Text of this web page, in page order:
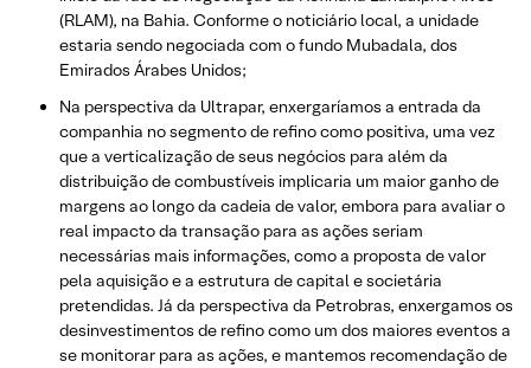
(RLAM), na Bahia. Conforme o noticiário local, a unidade
estaria sendo negociada com o fundo Mubadala, dos
Emirados Árabes Unidos;
Na perspectiva da Ultrapar, enxergaríamos a entrada da
companhia no segmento de refino como positiva, uma vez
que a verticalização de seus negócios para além da
distribuição de combustíveis implicaria um maior ganho de
margens ao longo da cadeia de valor, embora para avaliar o
real impacto da transação para as ações seriam
necessárias mais informações, como a proposta de valor
pela aquisição e a estrutura de capital e societária
pretendidas. Já da perspectiva da Petrobras, enxergamos os
desinvestimentos de refino como um dos maiores eventos a
se monitorar para as ações, e mantemos recomendação de